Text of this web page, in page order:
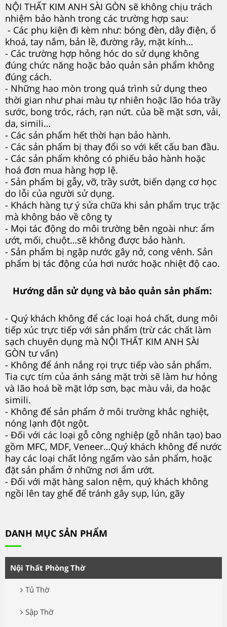
NỘI THẤT KIM ANH SÀI GÒN sẽ không chịu trách
nhiệm bảo hành trong các trường hợp sau:
- Các phụ kiện đi kèm như: bóng đèn, dây điện, ổ
khoá, tay nắm, bản lề, đường rây, mặt kính…
- Các trường hợp hỏng hóc do sử dụng không
đúng chức năng hoặc bảo quản sản phẩm không
đúng cách.
- Những hao mòn trong quá trình sử dụng theo
thời gian như phai màu tự nhiên hoặc lão hóa trầy
sước, bong tróc, rách, rạn nứt. của bề mặt sơn, vải,
da, simili…
- Các sản phẩm hết thời hạn bảo hành.
- Các sản phẩm bị thay đổi so với kết cấu ban đầu.
- Các sản phẩm không có phiếu bảo hành hoặc
hoá đơn mua hàng hợp lệ.
- Sản phẩm bị gẫy, vỡ, trầy sướt, biến dạng cơ học
do lỗi của người sử dụng.
- Khách hàng tự ý sửa chữa khi sản phẩm trục trặc
mà không báo về công ty
- Mọi tác động do môi trường bên ngoài như: ẩm
ướt, mối, chuột…sẽ không được bảo hành.
- Sản phẩm bị ngập nước gây nở, cong vênh. Sản
phẩm bị tác động của hơi nước hoặc nhiệt độ cao.
Hướng dẫn sử dụng và bảo quản sản phẩm:
- Quý khách không để các loại hoá chất, dung môi
tiếp xúc trực tiếp với sản phẩm (trừ các chất làm
sạch chuyên dụng mà NỘI THẤT KIM ANH SÀI
GÒN tư vấn)
- Không để ánh nắng rọi trực tiếp vào sản phẩm.
Tia cực tím của ánh sáng mặt trời sẽ làm hư hỏng
và lão hoá bề mặt lớp sơn, bạc màu vải, da hoặc
simili.
- Không để sản phẩm ở môi trường khắc nghiệt,
nóng lạnh đột ngột.
- Đối với các loại gỗ công nghiệp (gỗ nhân tạo) bao
gồm MFC, MDF, Veneer…Quý khách không để nước
hay các loại chất lỏng ngấm vào sản phẩm, hoặc
đặt sản phẩm ở những nơi ẩm ướt.
- Đối với mặt hàng salon nệm, quý khách không
ngồi lên tay ghế để tránh gây sụp, lún, gãy
DANH MỤC SẢN PHẨM
Nội Thất Phòng Thờ
Tủ Thờ
Sập Thờ